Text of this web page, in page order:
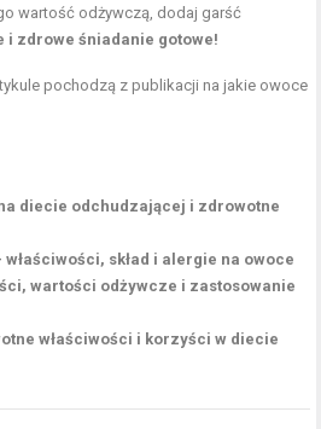
wartość odżywczą, dodaj garść
i zdrowe śniadanie gotowe!
pochodzą z publikacji na jakie owoce
diecie odchudzającej i zdrowotne
właściwości, skład i alergie na owoce
wartości odżywcze i zastosowanie
właściwości i korzyści w diecie